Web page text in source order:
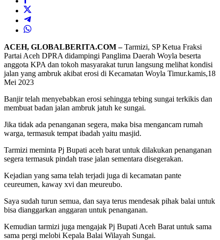
ACEH, GLOBALBERITA.COM –Tarmizi, SP Ketua Fraksi
Partai Aceh DPRA didampingi Panglima Daerah Woyla beserta
anggota KPA dan tokoh masyarakat turun langsung melihat kondisi
jalan yang ambruk akibat erosi di Kecamatan Woyla Timur.kamis,18
Mei 2023
Banjir telah menyebabkan erosi sehingga tebing sungai terkikis dan
membuat badan jalan ambruk jatuh ke sungai.
Jika tidak ada penanganan segera, maka bisa mengancam rumah
warga, termasuk tempat ibadah yaitu masjid.
Tarmizi meminta Pj Bupati aceh barat untuk dilakukan penanganan
segera termasuk pindah trase jalan sementara disegerakan.
Kejadian yang sama telah terjadi juga di kecamatan pante
ceureumen, kaway xvi dan meureubo.
Saya sudah turun semua, dan saya terus mendesak pihak balai untuk
bisa dianggarkan anggaran untuk penanganan.
Kemudian tarmizi juga mengajak Pj Bupati Aceh Barat untuk sama
sama pergi melobi Kepala Balai Wilayah Sungai.